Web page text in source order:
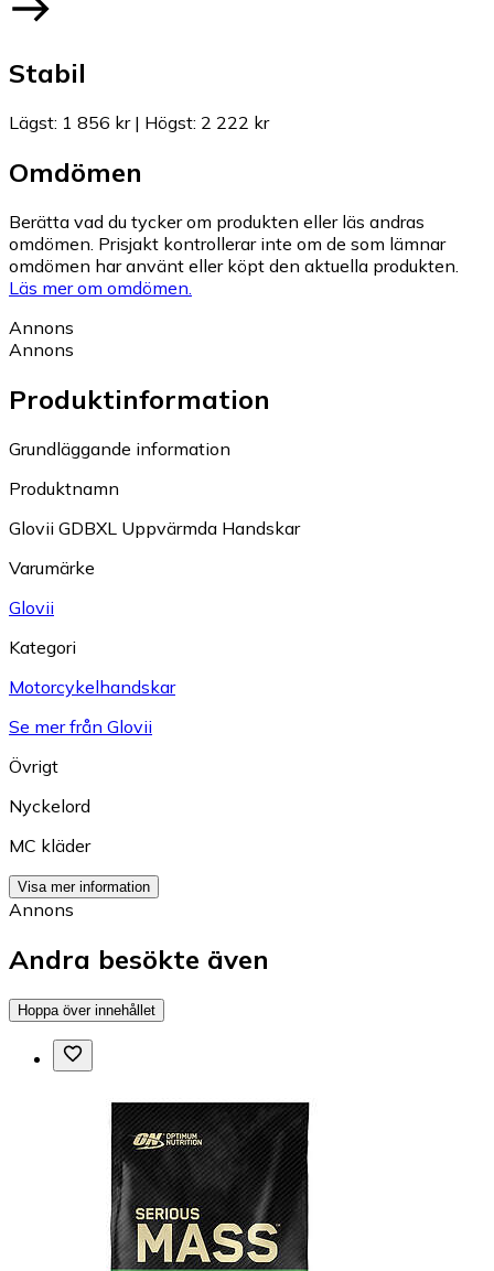
Stabil
Lägst: 1 856 kr| Högst: 2 222 kr
Omdömen
Berätta vad du tycker om produkten eller läs andras
omdömen. Prisjakt kontrollerar inte om de som lämnar
omdömen har använt eller köpt den aktuella produkten.
Läs mer om omdömen.
Annons
Annons
Produktinformation
Grundläggande information
Produktnamn
Glovii GDBXL Uppvärmda Handskar
Varumärke
Glovii
Kategori
Motorcykelhandskar
Se mer från Glovii
Övrigt
Nyckelord
MC kläder
Visa mer information
Annons
Andra besökte även
Hoppa över innehållet